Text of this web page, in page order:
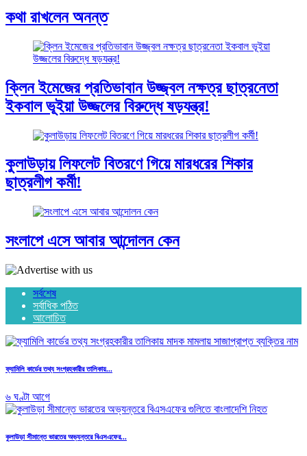
কথা রাখলেন অনন্ত
ক্লিন ইমেজের প্রতিভাবান উজ্জ্বল নক্ষত্র ছাত্রনেতা
ইকবাল ভূইয়া উজ্জলের বিরুদ্ধে ষড়যন্ত্র!
কুলাউড়ায় লিফলেট বিতরণে গিয়ে মারধরের শিকার
ছাত্রলীগ কর্মী!
সংলাপে এসে আবার আন্দোলন কেন
সর্বশেষ
সর্বাধিক পঠিত
আলোচিত
ফ্যামিলি কার্ডের তথ্য সংগ্রহকারীর তালিকায়...
৬ ঘণ্টা আগে
কুলাউড়া সীমান্তে ভারতের অভ্যন্তরে বিএসএফের...